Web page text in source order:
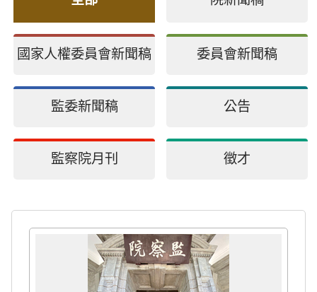
國家人權委員會新聞稿 委員會新聞稿
監委新聞稿 公告
監察院月刊 徵才